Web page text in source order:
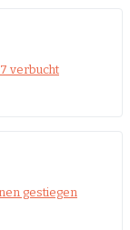
verbucht
gestiegen